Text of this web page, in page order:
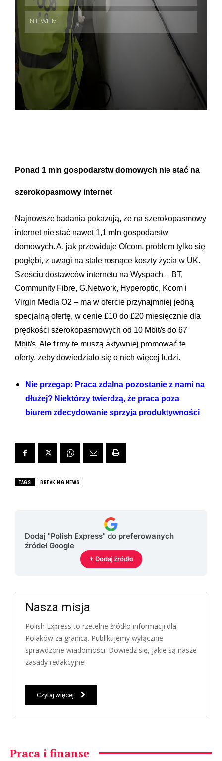
Ponad 1 mln gospodarstw domowych nie stać na
szerokopasmowy internet
Najnowsze badania pokazują, że na szerokopasmowy
internet nie stać nawet 1,1 mln gospodarstw
domowych. A, jak przewiduje Ofcom, problem tylko się
pogłębi, z uwagi na stale rosnące koszty życia w UK.
Sześciu dostawców internetu na Wyspach – BT,
Community Fibre, G.Network, Hyperoptic, Kcom i
Virgin Media O2 – ma w ofercie przynajmniej jedną
specjalną ofertę, w cenie £10 do £20 miesięcznie dla
prędkości szerokopasmowych od 10 Mbit/s do 67
Mbit/s. Ale firmy te muszą aktywniej promować te
oferty, żeby dowiedziało się o nich więcej ludzi.
Nie przegap: Praca zdalna pozostanie z nami na
dłużej? Niektórzy twierdzą, że praca poza
biurem zdecydowanie sprzyja produktywności
TAGS BREAKING NEWS
Dodaj "Polish Express" do preferowanych
źródeł Google
+ Dodaj źródło
Nasza misja
Polish Express to rzetelne źródło informacji dla
Polaków za granicą. Publikujemy wyłącznie
sprawdzone wiadomości. Dowiedz się, jakie są nasze
zasady redakcyjne!
Czytaj więcej
Praca i finanse